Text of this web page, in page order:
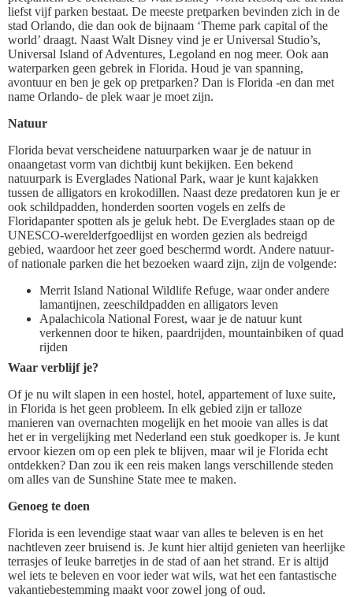
liefst vijf parken bestaat. De meeste pretparken bevinden zich in de
stad Orlando, die dan ook de bijnaam ‘Theme park capital of the
world’ draagt. Naast Walt Disney vind je er Universal Studio’s,
Universal Island of Adventures, Legoland en nog meer. Ook aan
waterparken geen gebrek in Florida. Houd je van spanning,
avontuur en ben je gek op pretparken? Dan is Florida -en dan met
name Orlando- de plek waar je moet zijn.
Natuur
Florida bevat verscheidene natuurparken waar je de natuur in
onaangetast vorm van dichtbij kunt bekijken. Een bekend
natuurpark is Everglades National Park, waar je kunt kajakken
tussen de alligators en krokodillen. Naast deze predatoren kun je er
ook schildpadden, honderden soorten vogels en zelfs de
Floridapanter spotten als je geluk hebt. De Everglades staan op de
UNESCO-werelderfgoedlijst en worden gezien als bedreigd
gebied, waardoor het zeer goed beschermd wordt. Andere natuur-
of nationale parken die het bezoeken waard zijn, zijn de volgende:
Merrit Island National Wildlife Refuge, waar onder andere
lamantijnen, zeeschildpadden en alligators leven
Apalachicola National Forest, waar je de natuur kunt
verkennen door te hiken, paardrijden, mountainbiken of quad
rijden
Waar verblijf je?
Of je nu wilt slapen in een hostel, hotel, appartement of luxe suite,
in Florida is het geen probleem. In elk gebied zijn er talloze
manieren van overnachten mogelijk en het mooie van alles is dat
het er in vergelijking met Nederland een stuk goedkoper is. Je kunt
ervoor kiezen om op een plek te blijven, maar wil je Florida echt
ontdekken? Dan zou ik een reis maken langs verschillende steden
om alles van de Sunshine State mee te maken.
Genoeg te doen
Florida is een levendige staat waar van alles te beleven is en het
nachtleven zeer bruisend is. Je kunt hier altijd genieten van heerlijke
terrasjes of leuke barretjes in de stad of aan het strand. Er is altijd
wel iets te beleven en voor ieder wat wils, wat het een fantastische
vakantiebestemming maakt voor zowel jong of oud.